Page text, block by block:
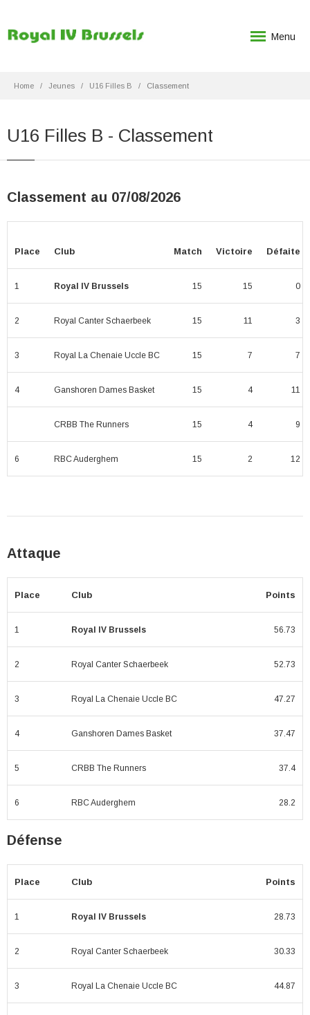
Menu
Home Jeunes U16 Filles B Classement
U16 Filles B - Classement
Classement au 07/08/2026
Place Club Match Victoire Défaite
1 Royal IV Brussels 15 15 0
2 Royal Canter Schaerbeek 15 11 3
3 Royal La Chenaie Uccle BC 15 7 7
4 Ganshoren Dames Basket 15 4 11
CRBB The Runners 15 4 9
6 RBC Auderghem 15 2 12
Attaque
Place Club Points
1 Royal IV Brussels 56.73
2 Royal Canter Schaerbeek 52.73
3 Royal La Chenaie Uccle BC 47.27
4 Ganshoren Dames Basket 37.47
5 CRBB The Runners 37.4
6 RBC Auderghem 28.2
Défense
Place Club Points
1 Royal IV Brussels 28.73
2 Royal Canter Schaerbeek 30.33
3 Royal La Chenaie Uccle BC 44.87